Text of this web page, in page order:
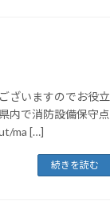
ざいますのでお役立
内で消防設備保守点
ma […]
続きを読む